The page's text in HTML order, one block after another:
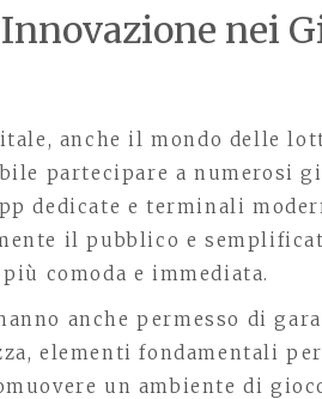
nei
anche il mondo delle
partecipare a numerosi
dedicate e terminali
il pubblico e
comoda e immediata.
anche permesso di
elementi fondamentali
un ambiente di